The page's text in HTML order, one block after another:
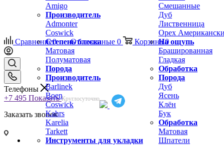
Amigo
Смешанные
Производитель
Admonter
Coswick
Степень блеска
Матовая
Полуматовая
Порода
Дуб
Лиственница
Орех
На ощупь
Брашированная
Гладкая
Обработка
Производитель
Barlinek
Boen
Coswick
Kahrs
Karelia
Tarkett
Порода
Дуб
Ясень
Клён
Бук
Обработка
Матовая
Инструменты для укладки
Шпатели
Сравнение0 Отложенные 0 Корзина 0
Телефоны
+7 495 Показать Круглосуточно
Заказать звонок